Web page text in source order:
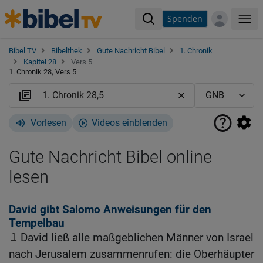
Spenden
Bibel TV Bibelthek Gute Nachricht Bibel
1. Chronik
Kapitel 28
Vers 5
1. Chronik 28, Vers 5
Vorlesen Videos einblenden
Gute Nachricht Bibel online
lesen
David gibt Salomo Anweisungen für den
Tempelbau
1
David ließ alle maßgeblichen Männer von Israel
nach Jerusalem zusammenrufen: die Oberhäupter